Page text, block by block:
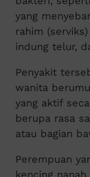
yang
rahim
indung telur,
Penyakit
wanita
yang aktif
berupa rasa
atau bagian
Perempuan
kencing